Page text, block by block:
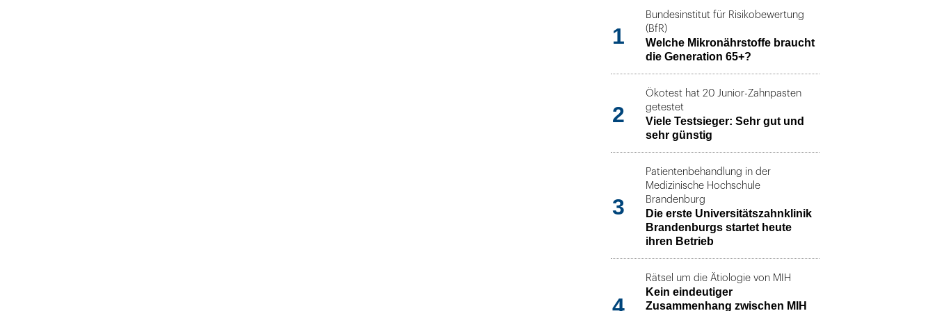
1
Bundesinstitut für Risikobewertung
(BfR)
Welche Mikronährstoffe braucht
die Generation 65+?
2
Ökotest hat 20 Junior-Zahnpasten
getestet
Viele Testsieger: Sehr gut und
sehr günstig
3
Patientenbehandlung in der
Medizinische Hochschule
Brandenburg
Die erste Universitätszahnklinik
Brandenburgs startet heute
ihren Betrieb
4
Rätsel um die Ätiologie von MIH
Kein eindeutiger
Zusammenhang zwischen MIH